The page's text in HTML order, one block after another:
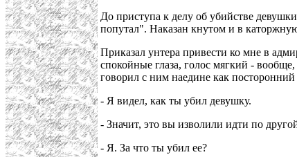
До приступа к делу об убийстве
попутал". Наказан кнутом и в
Приказал унтера привести ко мне в
спокойные глаза, голос мягкий -
говорил с ним наедине как
- Я видел, как ты убил девушку.
- Значит, это вы изволили идти по
- Я. За что ты убил ее?